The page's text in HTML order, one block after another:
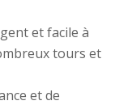
et facile à
tours et
et de